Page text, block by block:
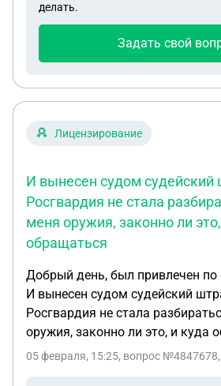
делать.
Задать свой
Лицензирование
И вынесен судом судейский
Росгвардия не стала
меня оружия, законно ли
обращаться
Добрый день, был привлечен по
И вынесен судом судейский
Росгвардия не стала
оружия, законно ли это, и куда
05 февраля, 15:25, вопрос